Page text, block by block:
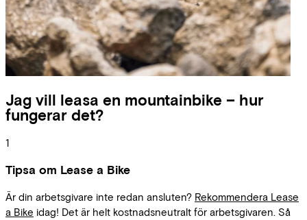
Jag vill leasa en mountainbike – hur
fungerar det?
1
Tipsa om Lease a Bike
Är din arbetsgivare inte redan ansluten? Rekommendera Lease
a Bike idag! Det är helt kostnadsneutralt för arbetsgivaren. Så